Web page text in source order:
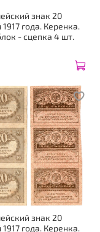
знак 20
1917 года. Керенка.
- сцепка 4 шт.
знак 20
1917 года. Керенка.